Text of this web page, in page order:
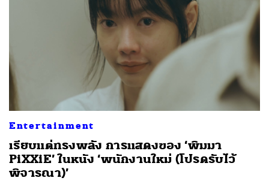
Entertainment
เรียบแต่ทรงพลัง การแสดงของ ‘พิมมา
PiXXiE’ ในหนัง ‘พนักงานใหม่ (โปรดรับไว้
พิจารณา)’
SHARE